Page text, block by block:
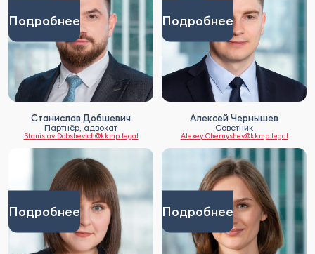
Подробнее
Станислав Добшевич
Партнёр, адвокат
Stanislav.Dobshevich@kkmp.legal
Подробнее
Алексей Чернышев
Советник
Alexey.Chernyshev@kkmp.legal
Подробнее Подробнее